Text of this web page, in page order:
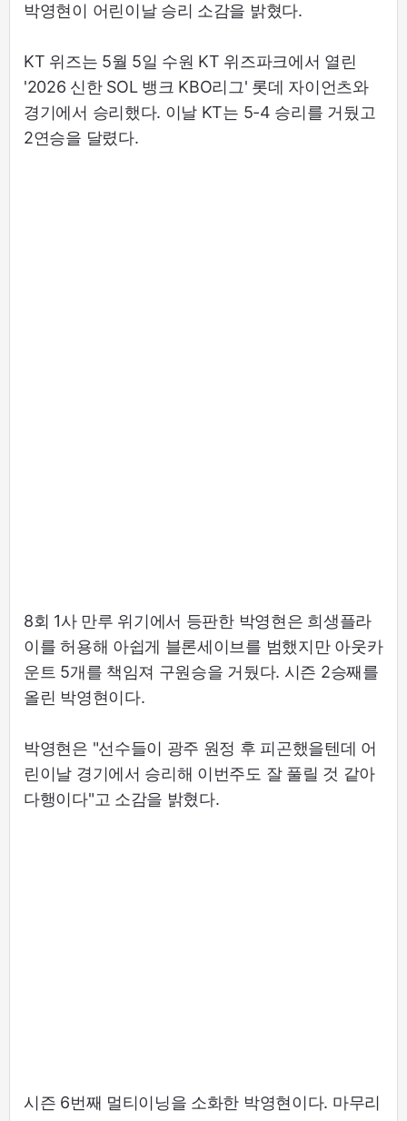
박영현이 어린이날 승리 소감을 밝혔다.
KT 위즈는 5월 5일 수원 KT 위즈파크에서 열린
'2026 신한 SOL 뱅크 KBO리그' 롯데 자이언츠와
경기에서 승리했다. 이날 KT는 5-4 승리를 거뒀고
2연승을 달렸다.
8회 1사 만루 위기에서 등판한 박영현은 희생플라
이를 허용해 아쉽게 블론세이브를 범했지만 아웃카
운트 5개를 책임져 구원승을 거뒀다. 시즌 2승째를
올린 박영현이다.
박영현은 "선수들이 광주 원정 후 피곤했을텐데 어
린이날 경기에서 승리해 이번주도 잘 풀릴 것 같아
다행이다"고 소감을 밝혔다.
시즌 6번째 멀티이닝을 소화한 박영현이다. 마무리